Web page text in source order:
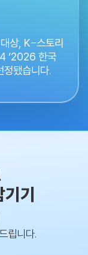
상, K-스토리
‘2026 한국
정됐습니다.
기
립니다.